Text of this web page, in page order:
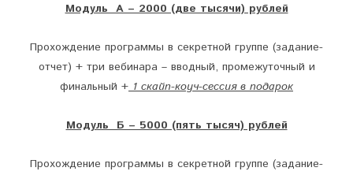
Модуль А – 2000 (две тысячи) рублей
Прохождение программы в секретной группе (задание-
отчет) + три вебинара – вводный, промежуточный и
финальный +1 скайп-коуч-сессия в подарок
Модуль Б – 5000 (пять тысяч) рублей
Прохождение программы в секретной группе (задание-